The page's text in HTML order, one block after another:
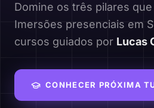
Domine os três pilares
Imersões presenciais em
cursos guiados por Lucas
CONHECER PRÓXIMA